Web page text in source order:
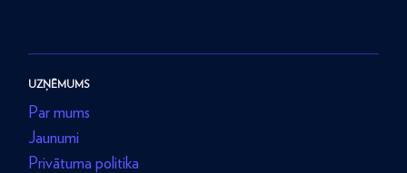
UZŅĒMUMS
Par mums
Jaunumi
Privātuma politika